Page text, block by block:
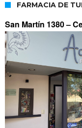
FARMACIA DE
San Martín 1380 –